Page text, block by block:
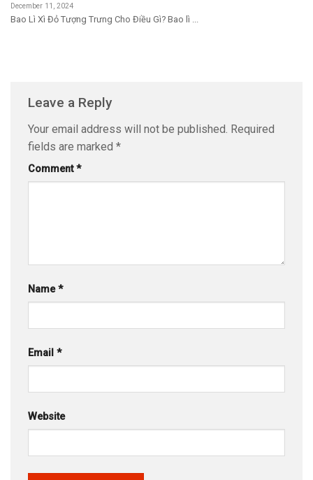
December 11, 2024
Bao Lì Xì Đỏ Tượng Trưng Cho Điều Gì? Bao lì ...
Leave a Reply
Your email address will not be published. Required
fields are marked *
Comment*
Name*
Email *
Website